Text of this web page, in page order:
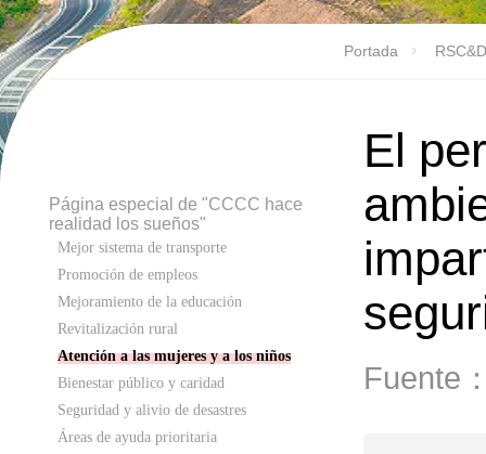
Portada
Página especial de "CCCC hace
realidad los sueños"
Mejor sistema de transporte
Promoción de empleos
Mejoramiento de la educación
Revitalización rural
Atención a las mujeres y a los niños
Bienestar público y caridad
Seguridad y alivio de desastres
Áreas de ayuda prioritaria
El
Fuente